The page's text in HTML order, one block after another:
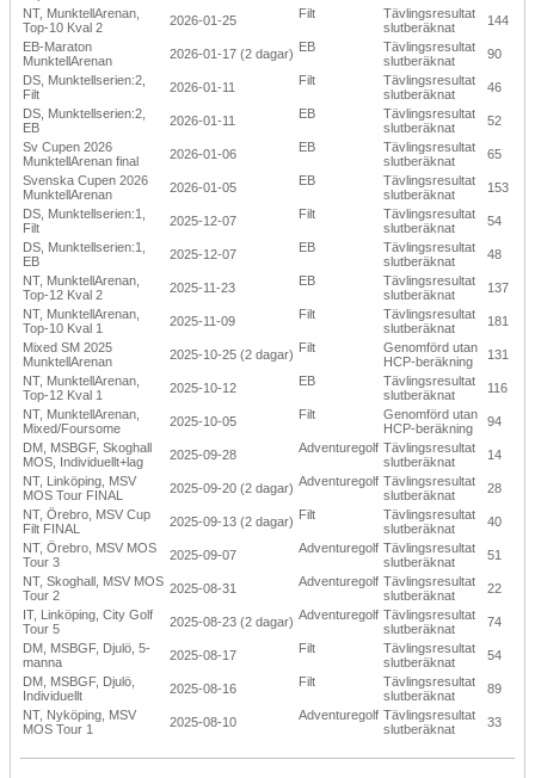
NT, MunktellArenan,
Top-10 Kval 2
2026-01-25 Filt
Tävlingsresultat
slutberäknat
144
EB-Maraton
MunktellArenan
2026-01-17 (2 dagar) EB
Tävlingsresultat
slutberäknat
90
DS, Munktellserien:2,
Filt
2026-01-11 Filt
Tävlingsresultat
slutberäknat
46
DS, Munktellserien:2,
EB
2026-01-11 EB
Tävlingsresultat
slutberäknat
52
Sv Cupen 2026
MunktellArenan final
2026-01-06 EB
Tävlingsresultat
slutberäknat
65
Svenska Cupen 2026
MunktellArenan
2026-01-05 EB
Tävlingsresultat
slutberäknat
153
DS, Munktellserien:1,
Filt
2025-12-07 Filt
Tävlingsresultat
slutberäknat
54
DS, Munktellserien:1,
EB
2025-12-07 EB
Tävlingsresultat
slutberäknat
48
NT, MunktellArenan,
Top-12 Kval 2
2025-11-23 EB
Tävlingsresultat
slutberäknat
137
NT, MunktellArenan,
Top-10 Kval 1
2025-11-09 Filt
Tävlingsresultat
slutberäknat
181
Mixed SM 2025
MunktellArenan
2025-10-25 (2 dagar) Filt
Genomförd utan
HCP-beräkning
131
NT, MunktellArenan,
Top-12 Kval 1
2025-10-12 EB
Tävlingsresultat
slutberäknat
116
NT, MunktellArenan,
Mixed/Foursome
2025-10-05 Filt
Genomförd utan
HCP-beräkning
94
DM, MSBGF, Skoghall
MOS, Individuellt+lag
2025-09-28 Adventuregolf Tävlingsresultat
slutberäknat
14
NT, Linköping, MSV
MOS Tour FINAL
2025-09-20 (2 dagar) Adventuregolf Tävlingsresultat
slutberäknat
28
NT, Örebro, MSV Cup
Filt FINAL
2025-09-13 (2 dagar) Filt
Tävlingsresultat
slutberäknat
40
NT, Örebro, MSV MOS
Tour 3
2025-09-07 Adventuregolf Tävlingsresultat
slutberäknat
51
NT, Skoghall, MSV MOS
Tour 2
2025-08-31 Adventuregolf Tävlingsresultat
slutberäknat
22
IT, Linköping, City Golf
Tour 5
2025-08-23 (2 dagar) Adventuregolf Tävlingsresultat
slutberäknat
74
DM, MSBGF, Djulö, 5-
manna
2025-08-17 Filt
Tävlingsresultat
slutberäknat
54
DM, MSBGF, Djulö,
Individuellt
2025-08-16 Filt
Tävlingsresultat
slutberäknat
89
NT, Nyköping, MSV
MOS Tour 1
2025-08-10 Adventuregolf Tävlingsresultat
slutberäknat
33